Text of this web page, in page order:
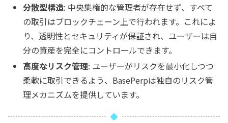
分散型構造: 中央集権的な管理者が存在せず、すべて
の取引はブロックチェーン上で行われます。これによ
り、透明性とセキュリティが保証され、ユーザーは自
分の資産を完全にコントロールできます。
高度なリスク管理: ユーザーがリスクを最小化しつつ
柔軟に取引できるよう、BasePerpは独自のリスク管
理メカニズムを提供しています。